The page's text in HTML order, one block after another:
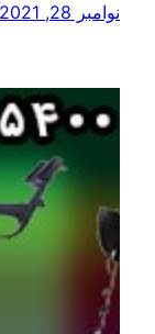
نوامبر 28, 2021